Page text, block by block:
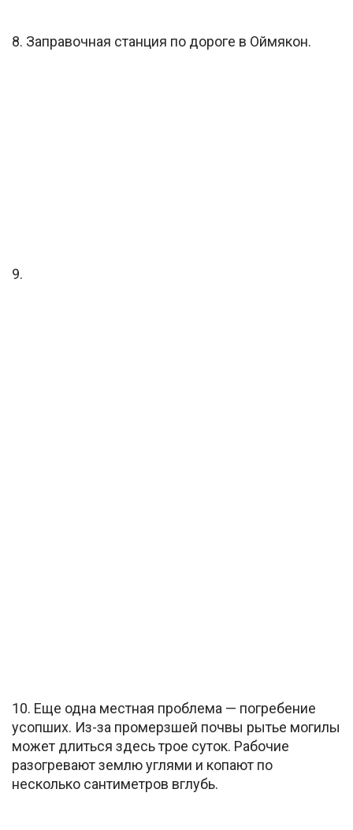
8. Заправочная станция по дороге в Оймякон.
9.
10. Еще одна местная проблема — погребение
усопших. Из-за промерзшей почвы рытье могилы
может длиться здесь трое суток. Рабочие
разогревают землю углями и копают по
несколько сантиметров вглубь.